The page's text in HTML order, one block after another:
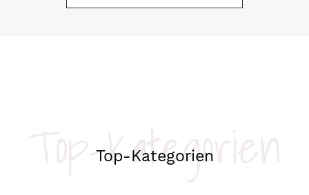
Top-Kategorien
Top-Kategorien